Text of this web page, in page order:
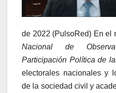
de 2022 (PulsoRed) En el
Nacional de
Participación Política de
electorales nacionales y
de la sociedad civil y